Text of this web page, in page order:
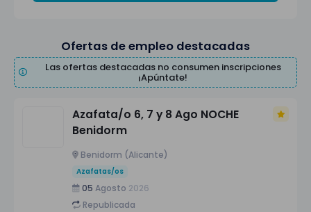
Ofertas de empleo destacadas
Las ofertas destacadas no consumen inscripciones
¡Apúntate!
Azafata/o 6, 7 y 8 Ago NOCHE
Benidorm
Benidorm (Alicante)
Azafatas/os
05 Agosto 2026
Republicada